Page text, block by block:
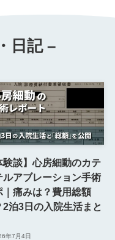
日記 –
験談】心房細動のカテ
ルアブレーション手術
｜痛みは？費用総額
2泊3日の入院生活まと
年7月4日